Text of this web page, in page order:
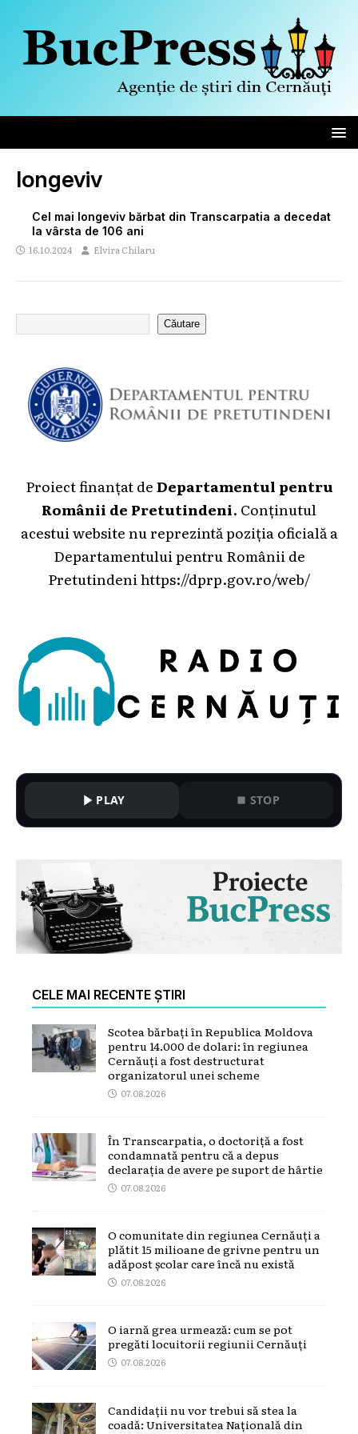
longeviv
Cel mai longeviv bărbat din Transcarpatia a decedat
la vârsta de 106 ani
16.10.2024 Elvira Chilaru
Căutare
Proiect finanțat deDepartamentul pentru
Românii de Pretutindeni. Conținutul
acestui website nu reprezintă poziția oficială a
Departamentului pentru Românii de
Pretutindeni https://dprp.gov.ro/web/
PLAY STOP
CELE MAI RECENTE ȘTIRI
Scotea bărbați în Republica Moldova
pentru 14.000 de dolari: în regiunea
Cernăuți a fost destructurat
organizatorul unei scheme
07.08.2026
În Transcarpatia, o doctoriță a fost
condamnată pentru că a depus
declarația de avere pe suport de hârtie
07.08.2026
O comunitate din regiunea Cernăuți a
plătit 15 milioane de grivne pentru un
adăpost școlar care încă nu există
07.08.2026
O iarnă grea urmează: cum se pot
pregăti locuitorii regiunii Cernăuți
07.08.2026
Candidații nu vor trebui să stea la
coadă: Universitatea Națională din